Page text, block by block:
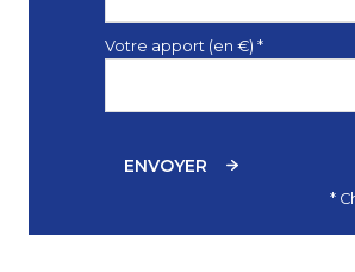
Votre apport (en €) *
ENVOYER
*